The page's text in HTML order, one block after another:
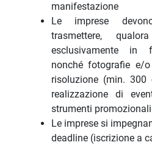
manifestazione
Le imprese
trasmettere,
esclusivamente in
nonché fotografie e/
risoluzione (min.
realizzazione di
strumenti
Le imprese si
deadline (iscrizione a